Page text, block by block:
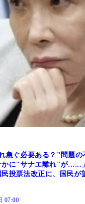
急ぐ必要ある？"問題の
かに"サナエ離れ"が......
投票法改正に、国民が
07:00